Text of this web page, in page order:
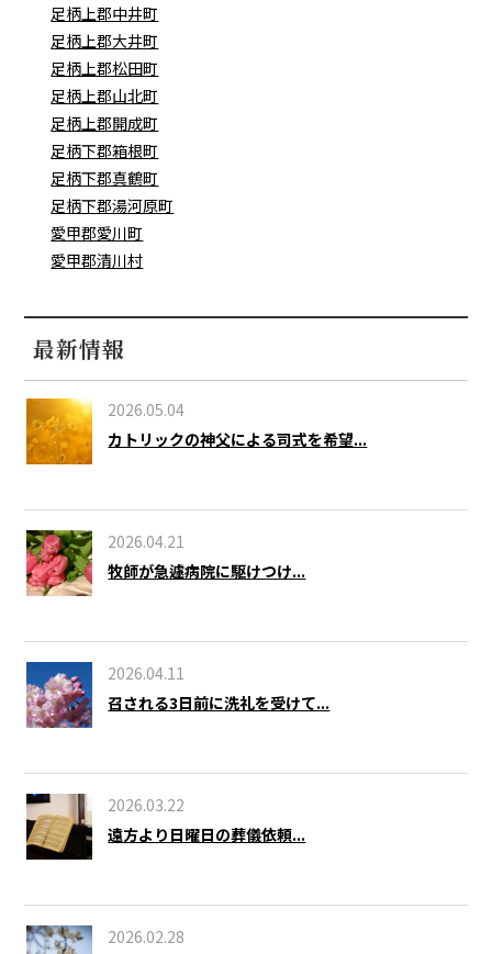
足柄上郡中井町
足柄上郡大井町
足柄上郡松田町
足柄上郡山北町
足柄上郡開成町
足柄下郡箱根町
足柄下郡真鶴町
足柄下郡湯河原町
愛甲郡愛川町
愛甲郡清川村
最新情報
2026.05.04
カトリックの神父による司式を希望...
2026.04.21
牧師が急遽病院に駆けつけ...
2026.04.11
召される3日前に洗礼を受けて...
2026.03.22
遠方より日曜日の葬儀依頼...
2026.02.28